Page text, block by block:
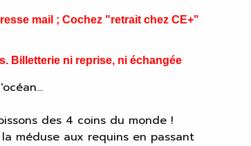
mail ; Cochez "retrait chez CE+"
Billetterie ni reprise, ni échangée
des 4 coins du monde !
méduse aux requins en passant